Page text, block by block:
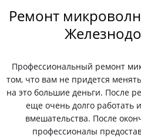
Ремонт
Профессиональный ремонт
том, что вам не придется
на это большие деньги. После
еще очень долго работать
вмешательства. После
профессионалы